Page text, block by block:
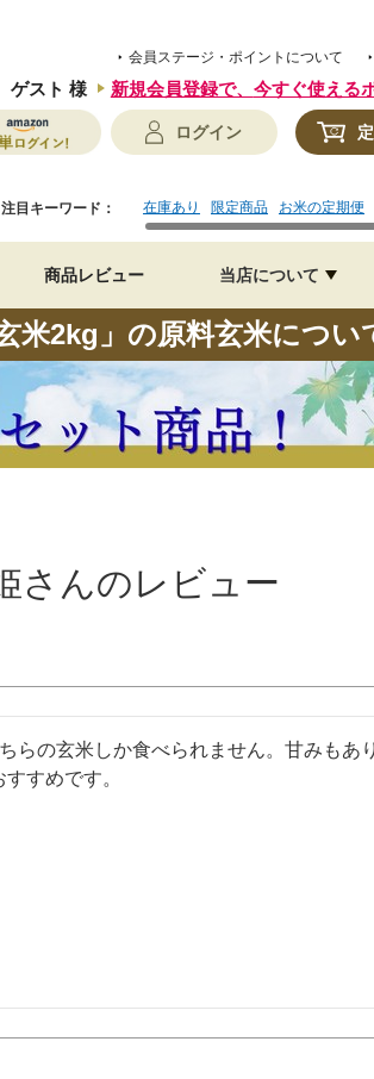
会員ステージ・ポイントについて
ゲスト 様 新規会員登録で、 今すぐ使える
ログイン
注目キーワード： 在庫あり 限定商品 お米の定期便
商品レビュー 当店について
米2kg」の原料玄米につい
さんのレビュー
らの玄米しか食べられません。甘みもあ
すめです。